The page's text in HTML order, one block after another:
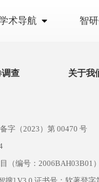
术导航 智
调查 关于我
字（2023）第 00470 号
（编号：2006BAH03B01